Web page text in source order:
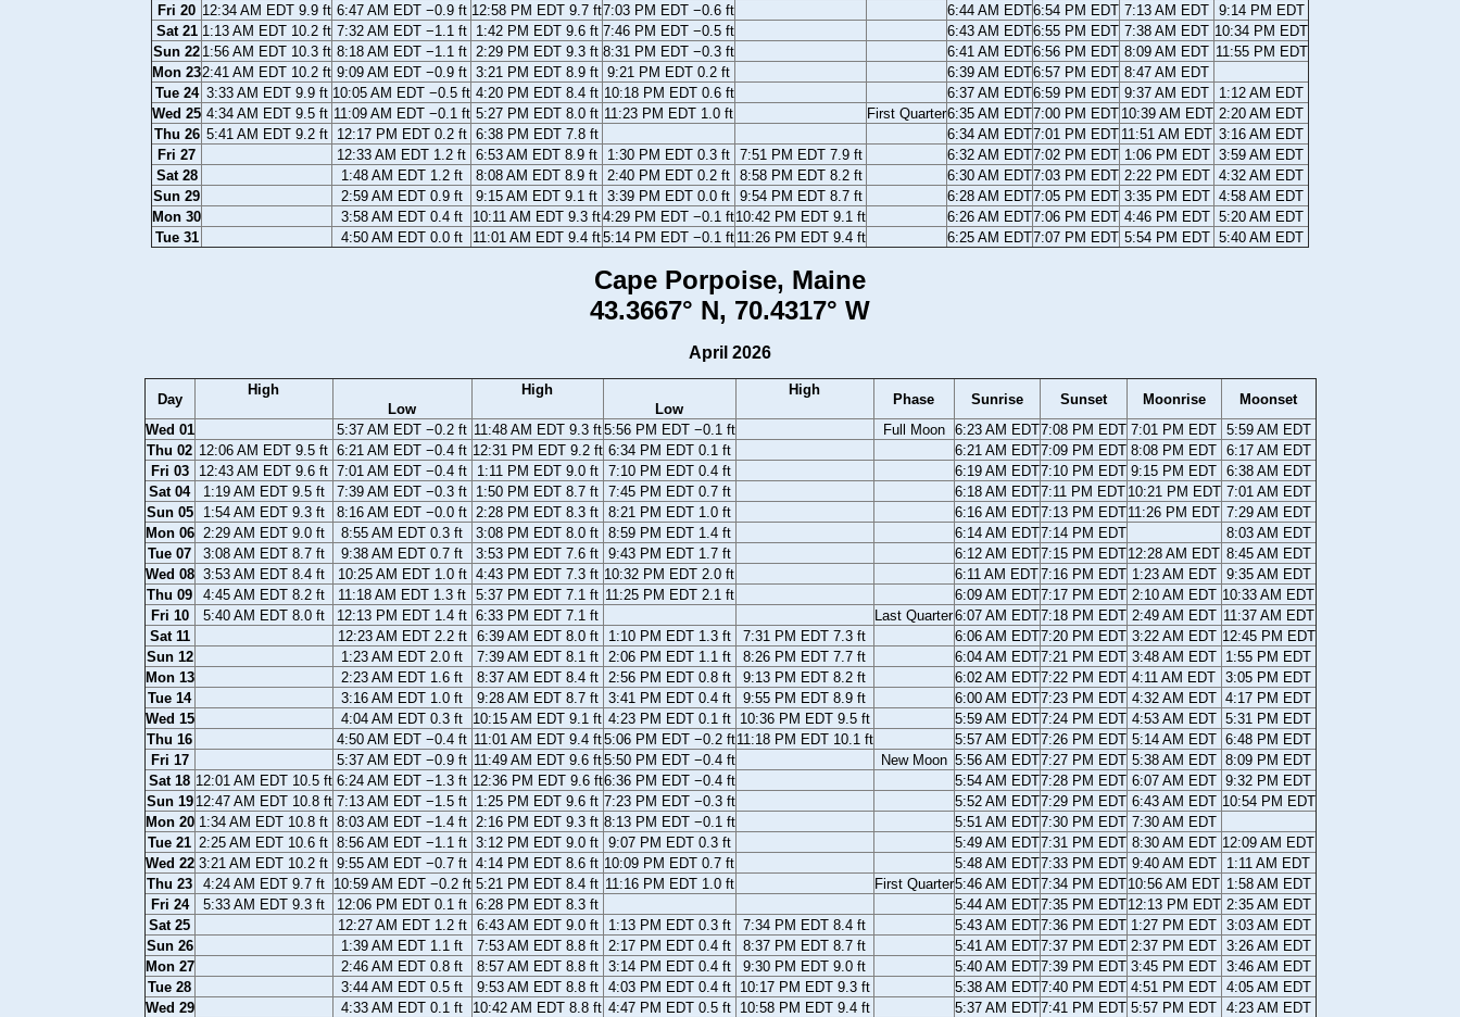
Fri 20 12:34 AM EDT 9.9 ft 6:47 AM EDT −0.9 ft 12:58 PM EDT 9.7 ft7:03 PM EDT −0.6 ft 6:44 AM EDT6:54 PM EDT 7:13 AM EDT 9:14 PM EDT
Sat 21 1:13 AM EDT 10.2 ft 7:32 AM EDT −1.1 ft 1:42 PM EDT 9.6 ft 7:46 PM EDT −0.5 ft 6:43 AM EDT6:55 PM EDT 7:38 AM EDT 10:34 PM EDT
Sun 22 1:56 AM EDT 10.3 ft 8:18 AM EDT −1.1 ft 2:29 PM EDT 9.3 ft 8:31 PM EDT −0.3 ft 6:41 AM EDT6:56 PM EDT 8:09 AM EDT 11:55 PM EDT
Mon 232:41 AM EDT 10.2 ft 9:09 AM EDT −0.9 ft 3:21 PM EDT 8.9 ft 9:21 PM EDT 0.2 ft 6:39 AM EDT6:57 PM EDT 8:47 AM EDT
Tue 24 3:33 AM EDT 9.9 ft 10:05 AM EDT −0.5 ft 4:20 PM EDT 8.4 ft 10:18 PM EDT 0.6 ft 6:37 AM EDT6:59 PM EDT 9:37 AM EDT
1:12 AM EDT
Wed 25 4:34 AM EDT 9.5 ft 11:09 AM EDT −0.1 ft 5:27 PM EDT 8.0 ft 11:23 PM EDT 1.0 ft First Quarter6:35 AM EDT7:00 PM EDT 10:39 AM EDT 2:20 AM EDT
Thu 26 5:41 AM EDT 9.2 ft 12:17 PM EDT 0.2 ft 6:38 PM EDT 7.8 ft 6:34 AM EDT7:01 PM EDT 11:51 AM EDT 3:16 AM EDT
Fri 27
12:33 AM EDT 1.2 ft 6:53 AM EDT 8.9 ft 1:30 PM EDT 0.3 ft 7:51 PM EDT 7.9 ft 6:32 AM EDT7:02 PM EDT 1:06 PM EDT 3:59 AM EDT
Sat 28
1:48 AM EDT 1.2 ft 8:08 AM EDT 8.9 ft 2:40 PM EDT 0.2 ft 8:58 PM EDT 8.2 ft 6:30 AM EDT7:03 PM EDT 2:22 PM EDT 4:32 AM EDT
Sun 29
2:59 AM EDT 0.9 ft 9:15 AM EDT 9.1 ft 3:39 PM EDT 0.0 ft 9:54 PM EDT 8.7 ft 6:28 AM EDT7:05 PM EDT 3:35 PM EDT 4:58 AM EDT
Mon 30
3:58 AM EDT 0.4 ft 10:11 AM EDT 9.3 ft4:29 PM EDT −0.1 ft10:42 PM EDT 9.1 ft 6:26 AM EDT7:06 PM EDT 4:46 PM EDT 5:20 AM EDT
Tue 31
4:50 AM EDT 0.0 ft 11:01 AM EDT 9.4 ft5:14 PM EDT −0.1 ft 11:26 PM EDT 9.4 ft 6:25 AM EDT7:07 PM EDT 5:54 PM EDT 5:40 AM EDT
Cape Porpoise, Maine
43.3667° N, 70.4317° W
April 2026
Day
High
Low
High
Low
High
Phase Sunrise Sunset Moonrise
Moonset
Wed 01
5:37 AM EDT −0.2 ft 11:48 AM EDT 9.3 ft5:56 PM EDT −0.1 ft Full Moon 6:23 AM EDT7:08 PM EDT 7:01 PM EDT 5:59 AM EDT
Thu 02 12:06 AM EDT 9.5 ft 6:21 AM EDT −0.4 ft 12:31 PM EDT 9.2 ft 6:34 PM EDT 0.1 ft 6:21 AM EDT7:09 PM EDT 8:08 PM EDT 6:17 AM EDT
Fri 03
12:43 AM EDT 9.6 ft 7:01 AM EDT −0.4 ft 1:11 PM EDT 9.0 ft 7:10 PM EDT 0.4 ft 6:19 AM EDT7:10 PM EDT 9:15 PM EDT 6:38 AM EDT
Sat 04
1:19 AM EDT 9.5 ft 7:39 AM EDT −0.3 ft 1:50 PM EDT 8.7 ft 7:45 PM EDT 0.7 ft 6:18 AM EDT7:11 PM EDT 10:21 PM EDT 7:01 AM EDT
Sun 05
1:54 AM EDT 9.3 ft 8:16 AM EDT −0.0 ft 2:28 PM EDT 8.3 ft 8:21 PM EDT 1.0 ft 6:16 AM EDT7:13 PM EDT11:26 PM EDT 7:29 AM EDT
Mon 06
2:29 AM EDT 9.0 ft 8:55 AM EDT 0.3 ft 3:08 PM EDT 8.0 ft 8:59 PM EDT 1.4 ft 6:14 AM EDT7:14 PM EDT
8:03 AM EDT
Tue 07
3:08 AM EDT 8.7 ft 9:38 AM EDT 0.7 ft 3:53 PM EDT 7.6 ft 9:43 PM EDT 1.7 ft 6:12 AM EDT7:15 PM EDT12:28 AM EDT 8:45 AM EDT
Wed 08 3:53 AM EDT 8.4 ft 10:25 AM EDT 1.0 ft 4:43 PM EDT 7.3 ft 10:32 PM EDT 2.0 ft 6:11 AM EDT7:16 PM EDT 1:23 AM EDT
9:35 AM EDT
Thu 09
4:45 AM EDT 8.2 ft 11:18 AM EDT 1.3 ft 5:37 PM EDT 7.1 ft 11:25 PM EDT 2.1 ft 6:09 AM EDT7:17 PM EDT 2:10 AM EDT 10:33 AM EDT
Fri 10
5:40 AM EDT 8.0 ft 12:13 PM EDT 1.4 ft 6:33 PM EDT 7.1 ft Last Quarter6:07 AM EDT7:18 PM EDT 2:49 AM EDT 11:37 AM EDT
Sat 11
12:23 AM EDT 2.2 ft 6:39 AM EDT 8.0 ft 1:10 PM EDT 1.3 ft 7:31 PM EDT 7.3 ft 6:06 AM EDT7:20 PM EDT 3:22 AM EDT 12:45 PM EDT
Sun 12
1:23 AM EDT 2.0 ft 7:39 AM EDT 8.1 ft 2:06 PM EDT 1.1 ft 8:26 PM EDT 7.7 ft 6:04 AM EDT7:21 PM EDT 3:48 AM EDT
1:55 PM EDT
Mon 13
2:23 AM EDT 1.6 ft 8:37 AM EDT 8.4 ft 2:56 PM EDT 0.8 ft 9:13 PM EDT 8.2 ft 6:02 AM EDT7:22 PM EDT 4:11 AM EDT 3:05 PM EDT
Tue 14
3:16 AM EDT 1.0 ft 9:28 AM EDT 8.7 ft 3:41 PM EDT 0.4 ft 9:55 PM EDT 8.9 ft 6:00 AM EDT7:23 PM EDT 4:32 AM EDT 4:17 PM EDT
Wed 15
4:04 AM EDT 0.3 ft 10:15 AM EDT 9.1 ft 4:23 PM EDT 0.1 ft 10:36 PM EDT 9.5 ft 5:59 AM EDT7:24 PM EDT 4:53 AM EDT 5:31 PM EDT
Thu 16
4:50 AM EDT −0.4 ft 11:01 AM EDT 9.4 ft5:06 PM EDT −0.2 ft11:18 PM EDT 10.1 ft 5:57 AM EDT7:26 PM EDT 5:14 AM EDT 6:48 PM EDT
Fri 17
5:37 AM EDT −0.9 ft 11:49 AM EDT 9.6 ft5:50 PM EDT −0.4 ft New Moon 5:56 AM EDT7:27 PM EDT 5:38 AM EDT 8:09 PM EDT
Sat 18 12:01 AM EDT 10.5 ft 6:24 AM EDT −1.3 ft 12:36 PM EDT 9.6 ft6:36 PM EDT −0.4 ft 5:54 AM EDT7:28 PM EDT 6:07 AM EDT 9:32 PM EDT
Sun 19 12:47 AM EDT 10.8 ft 7:13 AM EDT −1.5 ft 1:25 PM EDT 9.6 ft 7:23 PM EDT −0.3 ft 5:52 AM EDT7:29 PM EDT 6:43 AM EDT 10:54 PM EDT
Mon 20 1:34 AM EDT 10.8 ft 8:03 AM EDT −1.4 ft 2:16 PM EDT 9.3 ft 8:13 PM EDT −0.1 ft 5:51 AM EDT7:30 PM EDT 7:30 AM EDT
Tue 21 2:25 AM EDT 10.6 ft 8:56 AM EDT −1.1 ft 3:12 PM EDT 9.0 ft 9:07 PM EDT 0.3 ft 5:49 AM EDT7:31 PM EDT 8:30 AM EDT 12:09 AM EDT
Wed 22 3:21 AM EDT 10.2 ft 9:55 AM EDT −0.7 ft 4:14 PM EDT 8.6 ft 10:09 PM EDT 0.7 ft 5:48 AM EDT7:33 PM EDT 9:40 AM EDT
1:11 AM EDT
Thu 23
4:24 AM EDT 9.7 ft 10:59 AM EDT −0.2 ft 5:21 PM EDT 8.4 ft 11:16 PM EDT 1.0 ft First Quarter5:46 AM EDT7:34 PM EDT10:56 AM EDT 1:58 AM EDT
Fri 24
5:33 AM EDT 9.3 ft 12:06 PM EDT 0.1 ft 6:28 PM EDT 8.3 ft 5:44 AM EDT7:35 PM EDT12:13 PM EDT 2:35 AM EDT
Sat 25
12:27 AM EDT 1.2 ft 6:43 AM EDT 9.0 ft 1:13 PM EDT 0.3 ft 7:34 PM EDT 8.4 ft 5:43 AM EDT7:36 PM EDT 1:27 PM EDT 3:03 AM EDT
Sun 26
1:39 AM EDT 1.1 ft 7:53 AM EDT 8.8 ft 2:17 PM EDT 0.4 ft 8:37 PM EDT 8.7 ft 5:41 AM EDT7:37 PM EDT 2:37 PM EDT 3:26 AM EDT
Mon 27
2:46 AM EDT 0.8 ft 8:57 AM EDT 8.8 ft 3:14 PM EDT 0.4 ft 9:30 PM EDT 9.0 ft 5:40 AM EDT7:39 PM EDT 3:45 PM EDT 3:46 AM EDT
Tue 28
3:44 AM EDT 0.5 ft 9:53 AM EDT 8.8 ft 4:03 PM EDT 0.4 ft 10:17 PM EDT 9.3 ft 5:38 AM EDT7:40 PM EDT 4:51 PM EDT 4:05 AM EDT
Wed 29
4:33 AM EDT 0.1 ft 10:42 AM EDT 8.8 ft 4:47 PM EDT 0.5 ft 10:58 PM EDT 9.4 ft 5:37 AM EDT7:41 PM EDT 5:57 PM EDT 4:23 AM EDT